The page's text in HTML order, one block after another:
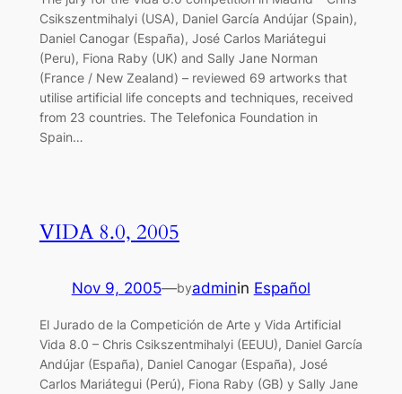
Csikszentmihalyi (USA), Daniel García Andújar (Spain),
Daniel Canogar (España), José Carlos Mariátegui
(Peru), Fiona Raby (UK) and Sally Jane Norman
(France / New Zealand) – reviewed 69 artworks that
utilise artificial life concepts and techniques, received
from 23 countries. The Telefonica Foundation in
Spain…
VIDA 8.0, 2005
Nov 9, 2005—byadminin Español
El Jurado de la Competición de Arte y Vida Artificial
Vida 8.0 – Chris Csikszentmihalyi (EEUU), Daniel García
Andújar (España), Daniel Canogar (España), José
Carlos Mariátegui (Perú), Fiona Raby (GB) y Sally Jane